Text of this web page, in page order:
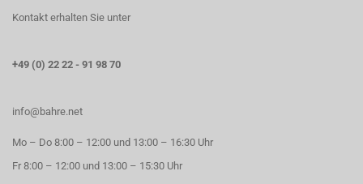
Kontakt erhalten Sie unter
+49 (0) 22 22 - 91 98 70
info@bahre.net
Mo – Do 8:00 – 12:00 und 13:00 – 16:30 Uhr
Fr 8:00 – 12:00 und 13:00 – 15:30 Uhr